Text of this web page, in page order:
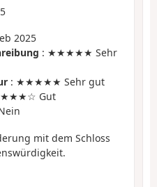
5
2025
: ★★★★★ Sehr
: ★★★★★ Sehr gut
Gut
mit dem Schloss